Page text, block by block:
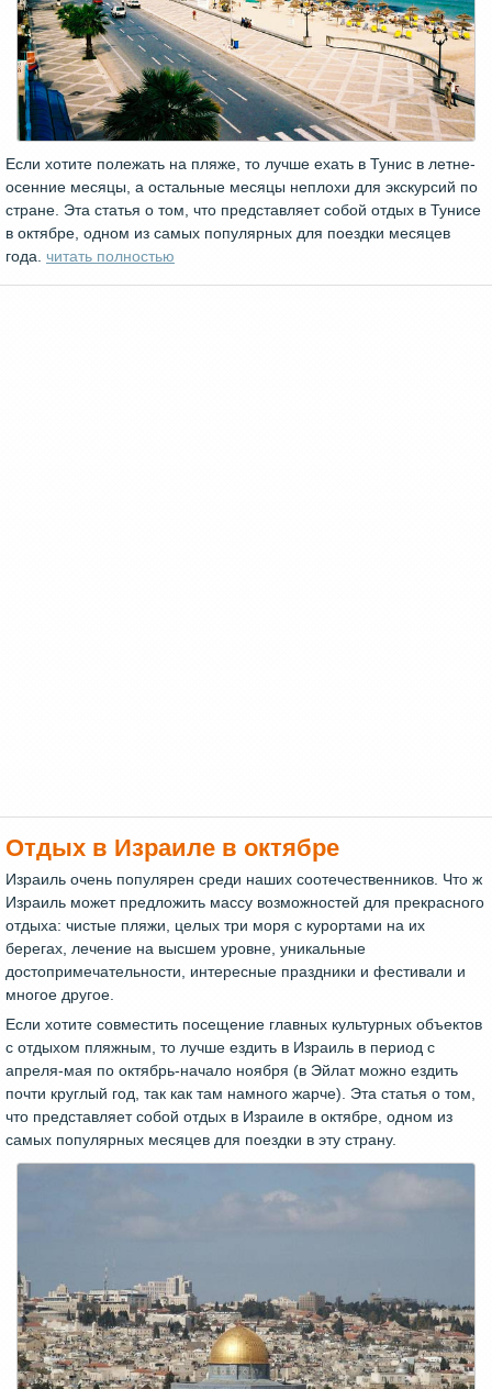
Если хотите полежать на пляже, то лучше ехать в Тунис в летне-
осенние месяцы, а остальные месяцы неплохи для экскурсий по
стране. Эта статья о том, что представляет собой отдых в Тунисе
в октябре, одном из самых популярных для поездки месяцев
года. читать полностью
Отдых в Израиле в октябре
Израиль очень популярен среди наших соотечественников. Что ж
Израиль может предложить массу возможностей для прекрасного
отдыха: чистые пляжи, целых три моря с курортами на их
берегах, лечение на высшем уровне, уникальные
достопримечательности, интересные праздники и фестивали и
многое другое.
Если хотите совместить посещение главных культурных объектов
с отдыхом пляжным, то лучше ездить в Израиль в период с
апреля-мая по октябрь-начало ноября (в Эйлат можно ездить
почти круглый год, так как там намного жарче). Эта статья о том,
что представляет собой отдых в Израиле в октябре, одном из
самых популярных месяцев для поездки в эту страну.